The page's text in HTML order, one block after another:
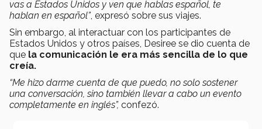
vas a Estados Unidos y ven que hablas español, te
hablan en español”, expresó sobre sus viajes.
Sin embargo, al interactuar con los participantes de
Estados Unidos y otros países, Desiree se dio cuenta de
que la comunicación le era más sencilla de lo que
creía.
“Me hizo darme cuenta de que puedo, no solo sostener
una conversación, sino también llevar a cabo un evento
completamente en inglés”, confezó.